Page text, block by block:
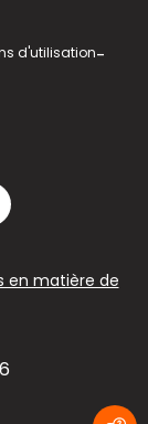
d'utilisation-
en matière de